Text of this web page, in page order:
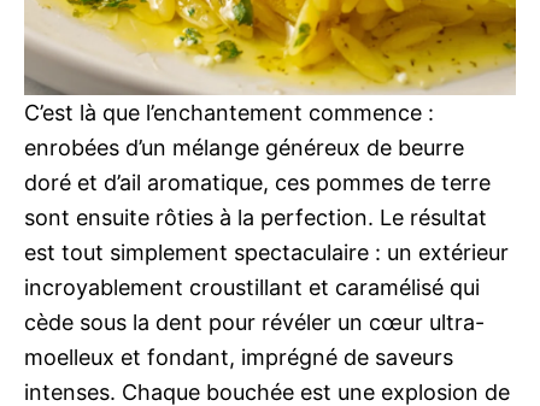
C’est là que l’enchantement commence :
enrobées d’un mélange généreux de beurre
doré et d’ail aromatique, ces pommes de terre
sont ensuite rôties à la perfection. Le résultat
est tout simplement spectaculaire : un extérieur
incroyablement croustillant et caramélisé qui
cède sous la dent pour révéler un cœur ultra-
moelleux et fondant, imprégné de saveurs
intenses. Chaque bouchée est une explosion de